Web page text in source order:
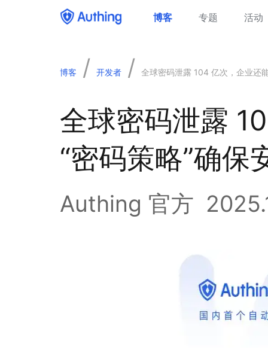
博客 专题 活动
博客 / 开发者 / 全球密码泄露 104 亿次，企业还
全球密码泄露
“密码策略”确保
Authing 官方